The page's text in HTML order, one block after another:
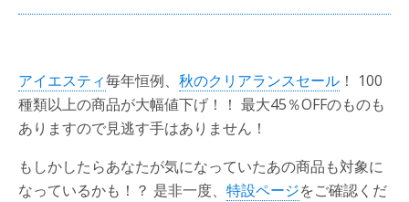
アイエスティ毎年恒例、 秋のクリアランスセール ！ 100
種類以上の商品が大幅値下げ！！ 最大45％OFFのものも
ありますので見逃す手はありません！
もしかしたらあなたが気になっていたあの商品も対象に
なっているかも！？ 是非一度、 特設ページをご確認くだ